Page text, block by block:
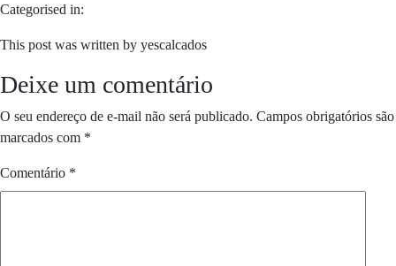
Categorised in:
This post was written by yescalcados
Deixe um comentário
O seu endereço de e-mail não será publicado. Campos obrigatórios são
marcados com *
Comentário *